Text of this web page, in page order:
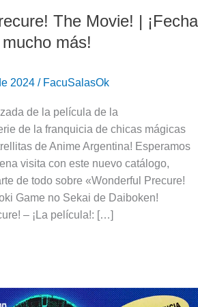
The Movie! | ¡Fecha
más!
2024 / FacuSalasOk
de la película de la
de la franquicia de chicas mágicas
de Anime Argentina! Esperamos
visita con este nuevo catálogo,
de todo sobre «Wonderful Precure!
Game no Sekai de Daiboken!
– ¡La película!: […]